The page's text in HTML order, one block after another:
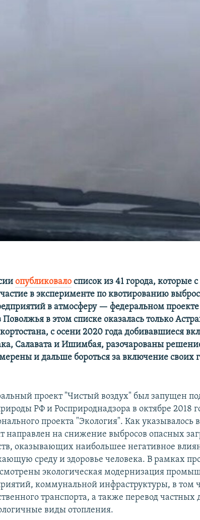
опубликовало список из 41 города, которые с
в эксперименте по квотированию
в атмосферу — федеральном
Поволжья в этом списке оказалась только
с осени 2020 года добивавшиеся
Салавата и Ишимбая, разочарованы
и дальше бороться за включение своих
проект "Чистый воздух" был запущен
РФ и Росприроднадзора в октябре 2018
проекта "Экология". Как указывалось
направлен на снижение выбросов опасных
оказывающих наибольшее негативное
среду и здоровье человека. В рамках
экологическая модернизация
коммунальной инфраструктуры, в том
транспорта, а также перевод
виды отопления.